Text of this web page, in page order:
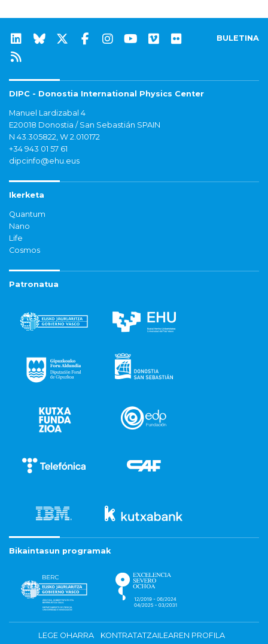
BULETINA
DIPC - Donostia International Physics Center
Manuel Lardizabal 4
E20018 Donostia / San Sebastián SPAIN
N 43.305822, W 2.010172
+34 943 01 57 61
dipcinfo@ehu.eus
Ikerketa
Quantum
Nano
Life
Cosmos
Patronatua
Bikaintasun programak
LEGE OHARRA
KONTRATATZAILEAREN PROFILA